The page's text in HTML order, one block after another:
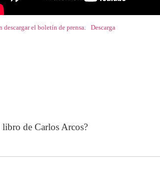
descargar el boletín de prensa. Descarga
de Carlos Arcos?